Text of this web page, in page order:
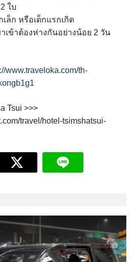
ใบ
ล็ก หรือเด็กแรกเกิด
เข้าต้องห่างกันอย่างน้อย 2 วัน
www.traveloka.com/th-
Tsui >>>
travel/hotel-tsimshatsui-